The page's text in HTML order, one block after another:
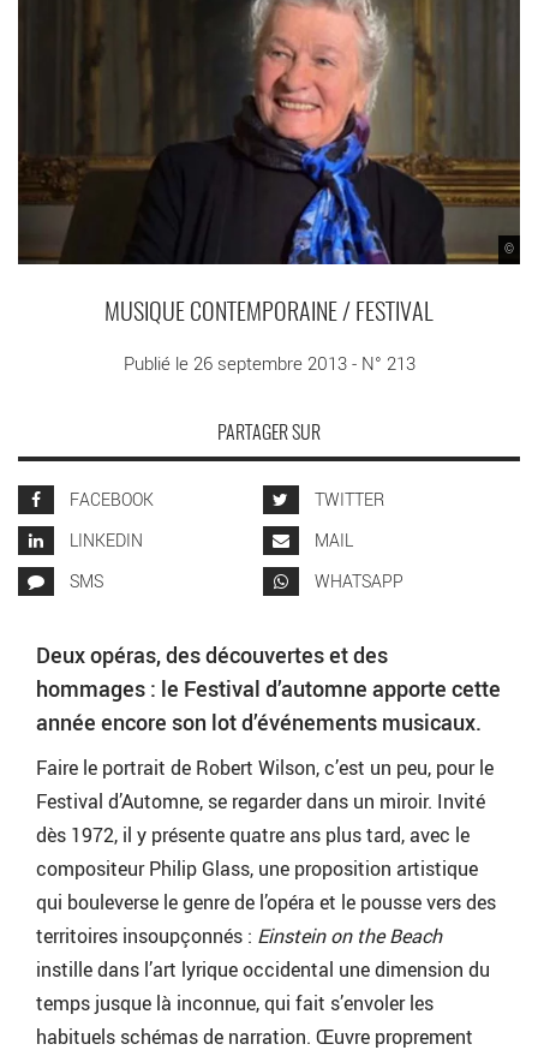
©
MUSIQUE CONTEMPORAINE / FESTIVAL
Publié le 26 septembre 2013 - N° 213
PARTAGER SUR
FACEBOOK
TWITTER
LINKEDIN
MAIL
SMS
WHATSAPP
Deux opéras, des découvertes et des
hommages : le Festival d’automne apporte cette
année encore son lot d’événements musicaux.
Faire le portrait de Robert Wilson, c’est un peu, pour le
Festival d’Automne, se regarder dans un miroir. Invité
dès 1972, il y présente quatre ans plus tard, avec le
compositeur Philip Glass, une proposition artistique
qui bouleverse le genre de l’opéra et le pousse vers des
territoires insoupçonnés : Einstein on the Beach
instille dans l’art lyrique occidental une dimension du
temps jusque là inconnue, qui fait s’envoler les
habituels schémas de narration. Œuvre proprement